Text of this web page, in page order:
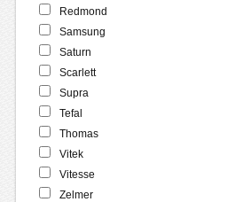
Redmond
Samsung
Saturn
Scarlett
Supra
Tefal
Thomas
Vitek
Vitesse
Zelmer